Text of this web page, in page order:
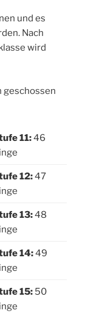
und es
Nach
wird
geschossen
11:46
12:47
13:48
14:49
15:50